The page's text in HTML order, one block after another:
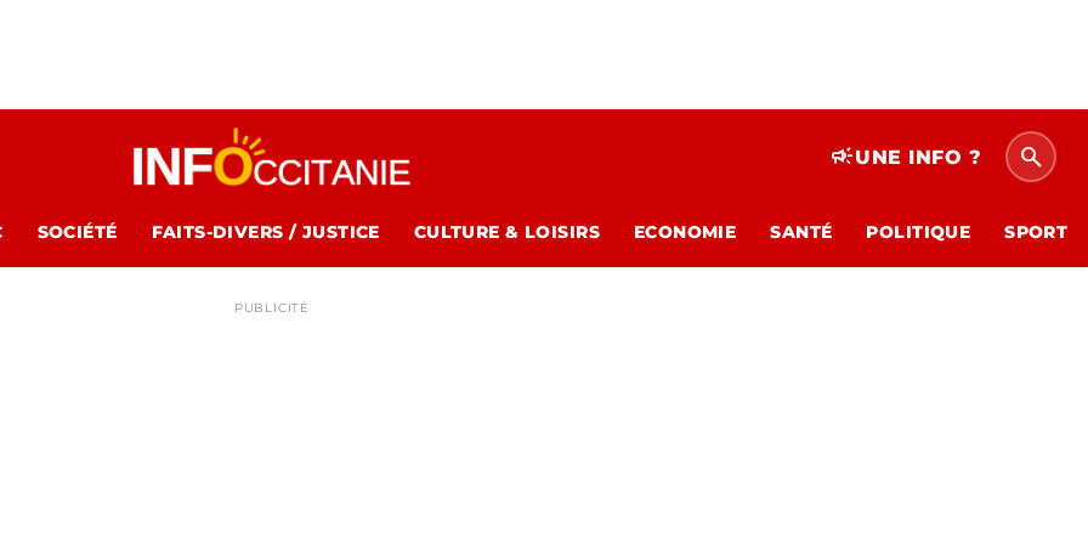
campaignUNE INFO ? search
SOCIÉTÉ FAITS-DIVERS / JUSTICE CULTURE & LOISIRS ECONOMIE SANTÉ POLITIQUE SPORT
PUBLICITÉ